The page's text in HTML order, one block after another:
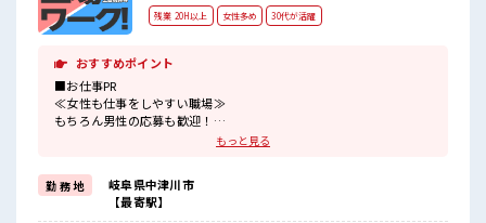
残業 20H以上 女性多め 30代が活躍
おすすめポイント
■お仕事PR
≪女性も仕事をしやすい職場≫
もちろん男性の応募も歓迎！
残業は月20時間以上あります♪
≪週休2日制≫
週末は家族や友人と一緒にプライベート満喫！
もっと見る
勤 務 地
岐阜県中津川市
【最寄駅】